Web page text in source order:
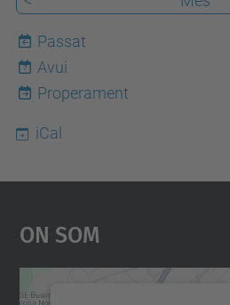
Passat
7
Avui
Properament
iCal
On Som